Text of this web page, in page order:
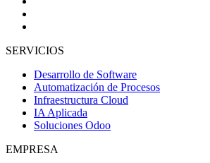
SERVICIOS
Desarrollo de Software
Automatización de Procesos
Infraestructura Cloud
IA Aplicada
Soluciones Odoo
EMPRESA